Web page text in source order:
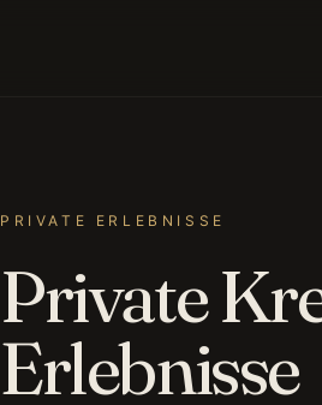
PRIVATE ERLEBNISSE
Private
Erlebnisse